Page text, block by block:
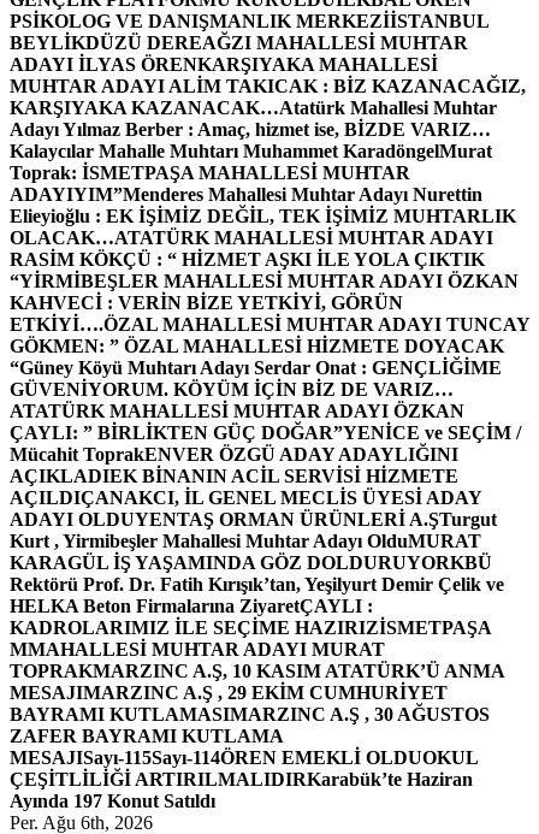
PSİKOLOG VE DANIŞMANLIK MERKEZİİSTANBUL
BEYLİKDÜZÜ DEREAĞZI MAHALLESİ MUHTAR
ADAYI İLYAS ÖRENKARŞIYAKA MAHALLESİ
MUHTAR ADAYI ALİM TAKICAK : BİZ KAZANACAĞIZ,
KARŞIYAKA KAZANACAK…Atatürk Mahallesi Muhtar
Adayı Yılmaz Berber : Amaç, hizmet ise, BİZDE VARIZ…
Kalaycılar Mahalle Muhtarı Muhammet KaradöngelMurat
Toprak: İSMETPAŞA MAHALLESİ MUHTAR
ADAYIYIM”Menderes Mahallesi Muhtar Adayı Nurettin
Elieyioğlu : EK İŞİMİZ DEĞİL, TEK İŞİMİZ MUHTARLIK
OLACAK…ATATÜRK MAHALLESİ MUHTAR ADAYI
RASİM KÖKÇÜ : “ HİZMET AŞKI İLE YOLA ÇIKTIK
“YİRMİBEŞLER MAHALLESİ MUHTAR ADAYI ÖZKAN
KAHVECİ : VERİN BİZE YETKİYİ, GÖRÜN
ETKİYİ….ÖZAL MAHALLESİ MUHTAR ADAYI TUNCAY
GÖKMEN: ” ÖZAL MAHALLESİ HİZMETE DOYACAK
“Güney Köyü Muhtarı Adayı Serdar Onat : GENÇLİĞİME
GÜVENİYORUM. KÖYÜM İÇİN BİZ DE VARIZ…
ATATÜRK MAHALLESİ MUHTAR ADAYI ÖZKAN
ÇAYLI: ” BİRLİKTEN GÜÇ DOĞAR”YENİCE ve SEÇİM /
Mücahit ToprakENVER ÖZGÜ ADAY ADAYLIĞINI
AÇIKLADIEK BİNANIN ACİL SERVİSİ HİZMETE
AÇILDIÇANAKCI, İL GENEL MECLİS ÜYESİ ADAY
ADAYI OLDUYENTAŞ ORMAN ÜRÜNLERİ A.ŞTurgut
Kurt , Yirmibeşler Mahallesi Muhtar Adayı OlduMURAT
KARAGÜL İŞ YAŞAMINDA GÖZ DOLDURUYORKBÜ
Rektörü Prof. Dr. Fatih Kırışık’tan, Yeşilyurt Demir Çelik ve
HELKA Beton Firmalarına ZiyaretÇAYLI :
KADROLARIMIZ İLE SEÇİME HAZIRIZİSMETPAŞA
MMAHALLESİ MUHTAR ADAYI MURAT
TOPRAKMARZINC A.Ş, 10 KASIM ATATÜRK’Ü ANMA
MESAJIMARZINC A.Ş , 29 EKİM CUMHURİYET
BAYRAMI KUTLAMASIMARZINC A.Ş , 30 AĞUSTOS
ZAFER BAYRAMI KUTLAMA
MESAJISayı-115Sayı-114ÖREN EMEKLİ OLDUOKUL
ÇEŞİTLİLİĞİ ARTIRILMALIDIRKarabük’te Haziran
Ayında 197 Konut Satıldı
Per. Ağu 6th, 2026